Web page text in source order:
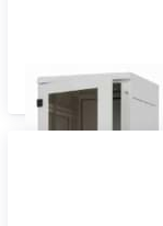
Serverschrank